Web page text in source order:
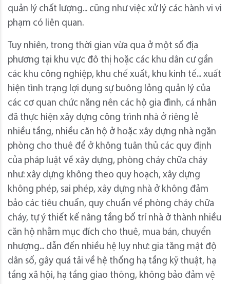
quản lý chất lượng... cũng như việc xử lý các hành vi vi
phạm có liên quan.
Tuy nhiên, trong thời gian vừa qua ở một số địa
phương tại khu vực đô thị hoặc các khu dân cư gần
các khu công nghiệp, khu chế xuất, khu kinh tế... xuất
hiện tình trạng lợi dụng sự buông lỏng quản lý của
các cơ quan chức năng nên các hộ gia đình, cá nhân
đã thực hiện xây dựng công trình nhà ở riêng lẻ
nhiều tầng, nhiều căn hộ ở hoặc xây dựng nhà ngăn
phòng cho thuê để ở không tuân thủ các quy định
của pháp luật về xây dựng, phòng cháy chữa cháy
như: xây dựng không theo quy hoạch, xây dựng
không phép, sai phép, xây dựng nhà ở không đảm
bảo các tiêu chuẩn, quy chuẩn về phòng cháy chữa
cháy, tự ý thiết kế nâng tầng bố trí nhà ở thành nhiều
căn hộ nhằm mục đích cho thuê, mua bán, chuyển
nhượng... dẫn đến nhiều hệ lụy như: gia tăng mật độ
dân số, gây quá tải về hệ thống hạ tầng kỹ thuật, hạ
tầng xã hội, hạ tầng giao thông, không bảo đảm vệ